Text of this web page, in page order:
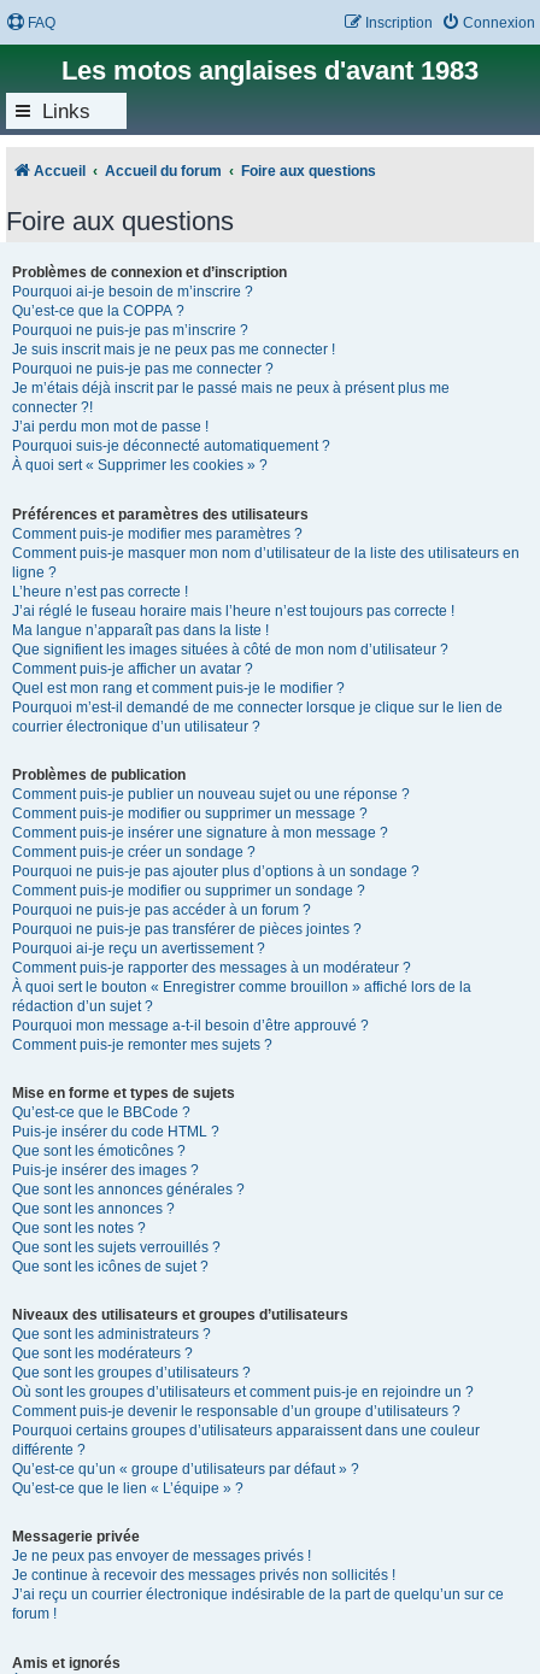
FAQ Connexion
Inscription
Les motos anglaises d'avant 1983
Links
Accueil Accueil du forum Foire aux questions
Foire aux questions
Problèmes de connexion et d’inscription
Pourquoi ai-je besoin de m’inscrire ?
Qu’est-ce que la COPPA ?
Pourquoi ne puis-je pas m’inscrire ?
Je suis inscrit mais je ne peux pas me connecter !
Pourquoi ne puis-je pas me connecter ?
Je m’étais déjà inscrit par le passé mais ne peux à présent plus me
connecter ?!
J’ai perdu mon mot de passe !
Pourquoi suis-je déconnecté automatiquement ?
À quoi sert « Supprimer les cookies » ?
Préférences et paramètres des utilisateurs
Comment puis-je modifier mes paramètres ?
Comment puis-je masquer mon nom d’utilisateur de la liste des utilisateurs en
ligne ?
L’heure n’est pas correcte !
J’ai réglé le fuseau horaire mais l’heure n’est toujours pas correcte !
Ma langue n’apparaît pas dans la liste !
Que signifient les images situées à côté de mon nom d’utilisateur ?
Comment puis-je afficher un avatar ?
Quel est mon rang et comment puis-je le modifier ?
Pourquoi m’est-il demandé de me connecter lorsque je clique sur le lien de
courrier électronique d’un utilisateur ?
Problèmes de publication
Comment puis-je publier un nouveau sujet ou une réponse ?
Comment puis-je modifier ou supprimer un message ?
Comment puis-je insérer une signature à mon message ?
Comment puis-je créer un sondage ?
Pourquoi ne puis-je pas ajouter plus d’options à un sondage ?
Comment puis-je modifier ou supprimer un sondage ?
Pourquoi ne puis-je pas accéder à un forum ?
Pourquoi ne puis-je pas transférer de pièces jointes ?
Pourquoi ai-je reçu un avertissement ?
Comment puis-je rapporter des messages à un modérateur ?
À quoi sert le bouton « Enregistrer comme brouillon » affiché lors de la
rédaction d’un sujet ?
Pourquoi mon message a-t-il besoin d’être approuvé ?
Comment puis-je remonter mes sujets ?
Mise en forme et types de sujets
Qu’est-ce que le BBCode ?
Puis-je insérer du code HTML ?
Que sont les émoticônes ?
Puis-je insérer des images ?
Que sont les annonces générales ?
Que sont les annonces ?
Que sont les notes ?
Que sont les sujets verrouillés ?
Que sont les icônes de sujet ?
Niveaux des utilisateurs et groupes d’utilisateurs
Que sont les administrateurs ?
Que sont les modérateurs ?
Que sont les groupes d’utilisateurs ?
Où sont les groupes d’utilisateurs et comment puis-je en rejoindre un ?
Comment puis-je devenir le responsable d’un groupe d’utilisateurs ?
Pourquoi certains groupes d’utilisateurs apparaissent dans une couleur
différente ?
Qu’est-ce qu’un « groupe d’utilisateurs par défaut » ?
Qu’est-ce que le lien « L’équipe » ?
Messagerie privée
Je ne peux pas envoyer de messages privés !
Je continue à recevoir des messages privés non sollicités !
J’ai reçu un courrier électronique indésirable de la part de quelqu’un sur ce
forum !
Amis et ignorés